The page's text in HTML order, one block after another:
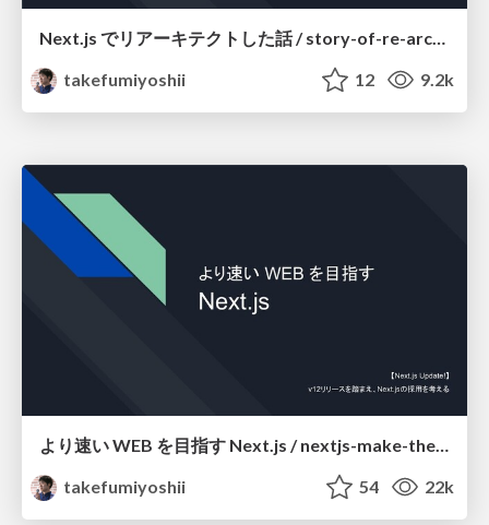
Next.js でリアーキテクトした話 / story-of-re-architect-with-nextjs
takefumiyoshii
12 9.2k
takefumiyoshii
54 22k